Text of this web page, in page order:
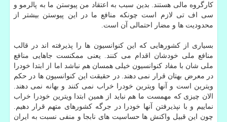
كارگروه مالی هستند. بدین سبب به اعتقاد من پیوستن ما به پالرمو و
سی اف تی لازم است چونكه منافع ما در این پیوستن بیشتر از
محدودیت ها و مضار احتمالی آن است.
بسیاری از كشورهایی كه این كنوانسیون ها را پذیرفته اند در قالب
منافع ملی خودشان اقدام می كنند. یعنی ممكنست جاهایی منافع
ملی شان با مفاد كنوانسیون خیلی همسان هم نباشد اما از ابتدا خودرا
در معرض بهتان قرار نمی دهند. در حقیقت این كنوانسیون ها در حكم
ویترین است و آنها ویترین خودرا خراب نمی كنند و بهانه نمی دهند.
الان چیزی كه مهمست ما هم نباید از همین ابتدا ویترین خودرا خراب
نماییم و با نپذیرفتن آنها خودرا در جرگه كشورهای متهم قرار دهیم.
چون این قبیل واكنش ها حساسیت های نابجا و منفی نسبت به ایران